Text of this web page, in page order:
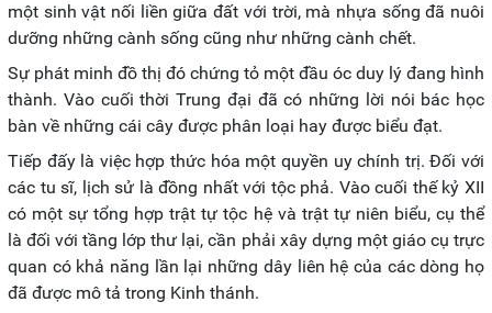
một sinh vật nối liền giữa đất với trời, mà nhựa sống đã nuôi
dưỡng những cành sống cũng như những cành chết.
Sự phát minh đồ thị đó chứng tỏ một đầu óc duy lý đang hình
thành. Vào cuối thời Trung đại đã có những lời nói bác học
bàn về những cái cây được phân loại hay được biểu đạt.
Tiếp đấy là việc hợp thức hóa một quyền uy chính trị. Đối với
các tu sĩ, lịch sử là đồng nhất với tộc phả. Vào cuối thế kỷ XII
có một sự tổng hợp trật tự tộc hệ và trật tự niên biểu, cụ thể
là đối với tầng lớp thư lại, cần phải xây dựng một giáo cụ trực
quan có khả năng lần lại những dây liên hệ của các dòng họ
đã được mô tả trong Kinh thánh.